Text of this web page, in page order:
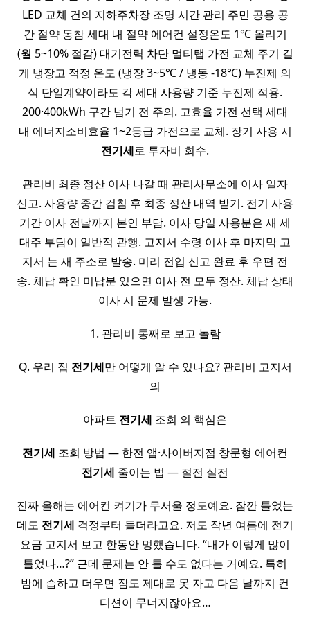
LED 교체 건의 지하주차장 조명 시간 관리 주민 공용 공
간 절약 동참 세대 내 절약 에어컨 설정온도 1℃ 올리기
(월 5~10% 절감) 대기전력 차단 멀티탭 가전 교체 주기 길
게 냉장고 적정 온도 (냉장 3~5℃ / 냉동 -18℃) 누진제 의
식 단일계약이라도 각 세대 사용량 기준 누진제 적용.
200·400kWh 구간 넘기 전 주의. 고효율 가전 선택 세대
내 에너지소비효율 1~2등급 가전으로 교체. 장기 사용 시
전기세로 투자비 회수.
관리비 최종 정산 이사 나갈 때 관리사무소에 이사 일자
신고. 사용량 중간 검침 후 최종 정산 내역 받기. 전기 사용
기간 이사 전날까지 본인 부담. 이사 당일 사용분은 새 세
대주 부담이 일반적 관행. 고지서 수령 이사 후 마지막 고
지서 는 새 주소로 발송. 미리 전입 신고 완료 후 우편 전
송. 체납 확인 미납분 있으면 이사 전 모두 정산. 체납 상태
이사 시 문제 발생 가능.
1. 관리비 통째로 보고 놀람
Q. 우리 집 전기세만 어떻게 알 수 있나요? 관리비 고지서
의
아파트 전기세 조회 의 핵심은
전기세 조회 방법 — 한전 앱·사이버지점 창문형 에어컨
전기세 줄이는 법 — 절전 실전
진짜 올해는 에어컨 켜기가 무서울 정도예요. 잠깐 틀었는
데도 전기세 걱정부터 들더라고요. 저도 작년 여름에 전기
요금 고지서 보고 한동안 멍했습니다. “내가 이렇게 많이
틀었나…?” 근데 문제는 안 틀 수도 없다는 거예요. 특히
밤에 습하고 더우면 잠도 제대로 못 자고 다음 날까지 컨
디션이 무너지잖아요…